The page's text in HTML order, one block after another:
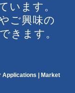
います。
ご興味の
きます。
Applications | Market